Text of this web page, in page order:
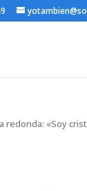
redonda: «Soy